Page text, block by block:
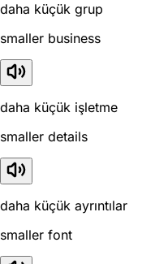
daha küçük grup
smaller business
daha küçük işletme
smaller details
daha küçük ayrıntılar
smaller font